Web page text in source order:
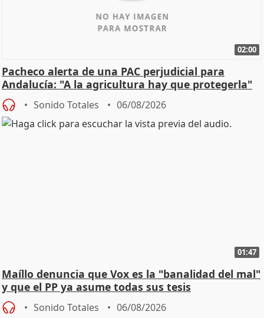
02:00
Pacheco alerta de una PAC perjudicial para
Andalucía: "A la agricultura hay que protegerla"
Sonido Totales 06/08/2026
01:47
Maíllo denuncia que Vox es la "banalidad del mal"
y que el PP ya asume todas sus tesis
Sonido Totales 06/08/2026